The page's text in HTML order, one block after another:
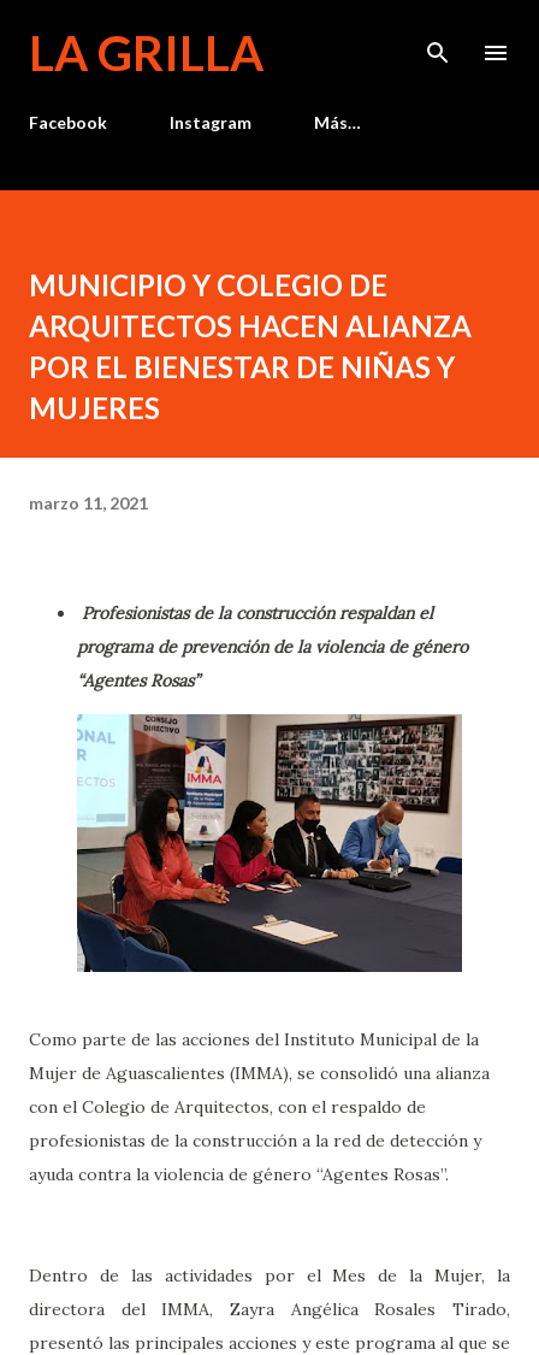
LA GRILLA
Facebook Instagram Más…
MUNICIPIO Y COLEGIO DE
ARQUITECTOS HACEN ALIANZA
POR EL BIENESTAR DE NIÑAS Y
MUJERES
marzo 11, 2021
Profesionistas de la construcción respaldan el
programa de prevención de la violencia de género
“Agentes Rosas”
Como parte de las acciones del Instituto Municipal de la
Mujer de Aguascalientes (IMMA), se consolidó una alianza
con el Colegio de Arquitectos, con el respaldo de
profesionistas de la construcción a la red de detección y
ayuda contra la violencia de género “Agentes Rosas”.
Dentro de las actividades por el Mes de la Mujer, la
directora del IMMA, Zayra Angélica Rosales Tirado,
presentó las principales acciones y este programa al que se